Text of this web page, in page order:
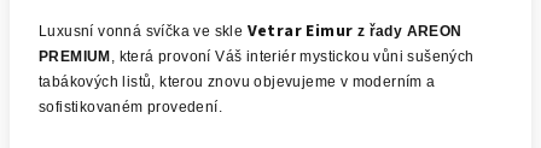
Luxusní vonná svíčka ve skle Vetrar Eimur z řady AREON
PREMIUM , která provoní Váš interiér mystickou vůni sušených
tabákových listů, kterou znovu objevujeme v moderním a
sofistikovaném provedení.